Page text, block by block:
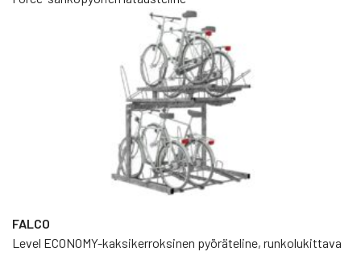
FALCO
Level ECONOMY-kaksikerroksinen pyöräteline, runkolukittava